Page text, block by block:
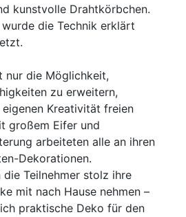
kunstvolle Drahtkörbchen.
die Technik erklärt
nur die Möglichkeit,
zu erweitern,
Kreativität freien
großem Eifer und
arbeiteten alle an ihren
Dekorationen.
Teilnehmer stolz ihre
mit nach Hause nehmen –
praktische Deko für den